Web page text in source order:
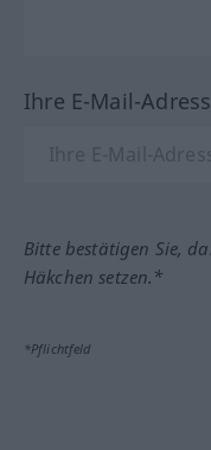
Ihre E-Mail-
Bitte bestätigen Sie,
Häkchen setzen.*
*Pflichtfeld